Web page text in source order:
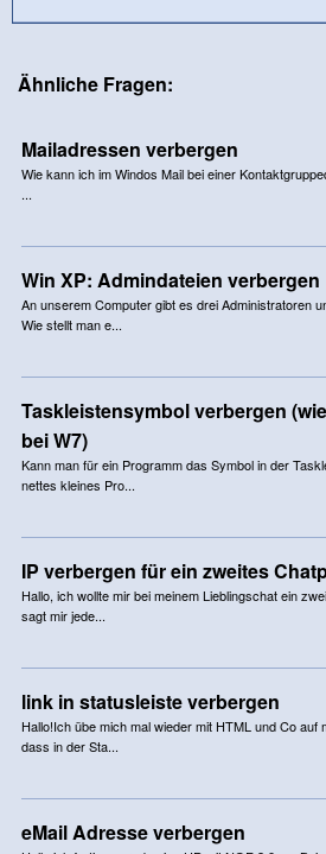
Ähnliche Fragen:
Mailadressen verbergen
Wie kann ich im Windos Mail bei einer
...
Win XP: Admindateien verbergen
An unserem Computer gibt es drei Administratoren
Wie stellt man e...
Taskleistensymbol verbergen
bei W7)
Kann man für ein Programm das Symbol in der
nettes kleines Pro...
IP verbergen für ein zweites
Hallo, ich wollte mir bei meinem Lieblingschat ein
sagt mir jede...
link in statusleiste verbergen
Hallo!Ich übe mich mal wieder mit HTML und Co auf
dass in der Sta...
eMail Adresse verbergen